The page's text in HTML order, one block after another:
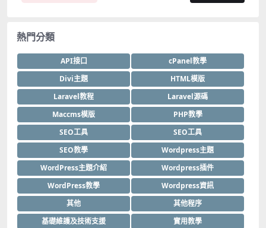
熱門分類
API接口
cPanel教學
Divi主題
HTML模版
Laravel教程
Laravel源碼
Maccms模版
PHP教學
SEO工具
SEO工具
SEO教學
Wordpress主題
WordPress主題介紹
Wordpress插件
WordPress教學
Wordpress資訊
其他
其他程序
基礎維護及技術支援
實用教學